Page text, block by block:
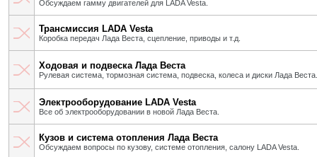
Обсуждаем гамму двигателей для LADA Vesta.
Трансмиссия LADA Vesta
Коробка передач Лада Веста, сцепление, приводы и т.д.
Ходовая и подвеска Лада Веста
Рулевая система, тормозная система, подвеска, колеса и диски Лада Веста.
Электрооборудование LADA Vesta
Все об электрооборудовании в новой Лада Веста.
Кузов и система отопления Лада Веста
Обсуждаем вопросы по кузову, системе отопления, салону LADA Vesta.